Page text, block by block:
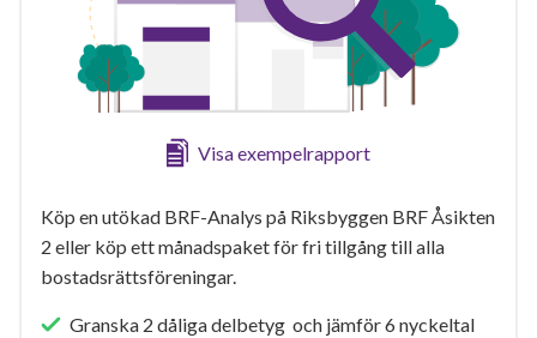
Visa exempelrapport
Köp en utökad BRF-Analys på Riksbyggen BRF Åsikten
2 eller köp ett månadspaket för fri tillgång till alla
bostadsrättsföreningar.
Granska 2 dåliga delbetyg och jämför 6 nyckeltal